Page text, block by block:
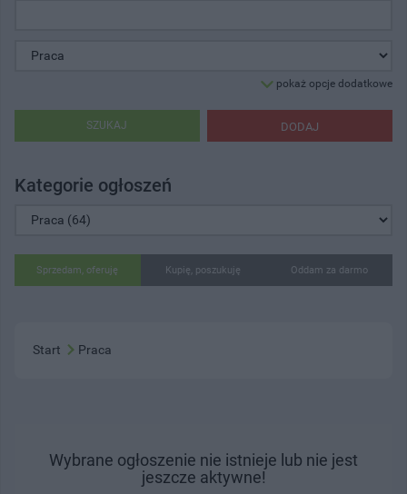
pokaż opcje dodatkowe
DODAJ
SZUKAJ
Kategorie ogłoszeń
Sprzedam, oferuję Kupię, poszukuję Oddam za darmo
Start Praca
Wybrane ogłoszenie nie istnieje lub nie jest
jeszcze aktywne!